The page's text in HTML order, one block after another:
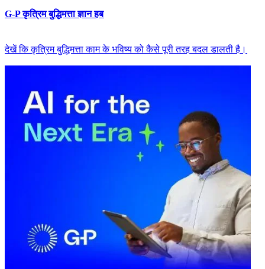
G-P कृत्रिम बुद्धिमत्ता ज्ञान हब​​
देखें कि कृत्रिम बुद्धिमत्ता काम के भविष्य को कैसे पूरी तरह बदल डालती है।​​